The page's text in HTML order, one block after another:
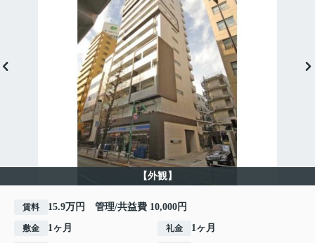
【外観】
賃料 15.9万円 管理/共益費 10,000円
敷金 1ヶ月 礼金 1ヶ月